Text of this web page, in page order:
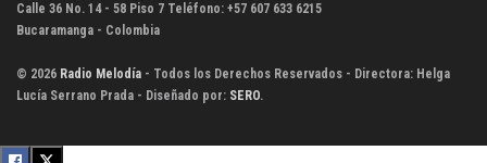
Calle 36 No. 14 - 58 Piso 7 Teléfono: +57 607 633 6215
Bucaramanga - Colombia
© 2026 Radio Melodía - Todos los Derechos Reservados - Directora: Helga
Lucía Serrano Prada - Diseñado por: SERO.